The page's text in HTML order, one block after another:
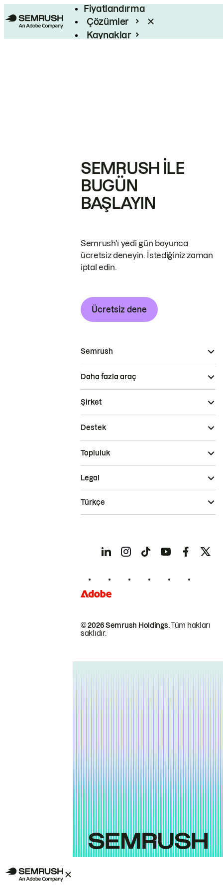
Fiyatlandırma
Çözümler
Kaynaklar
SEMRUSH ILE
BUGÜN
BAŞLAYIN
Semrush'ı yedi gün boyunca
ücretsiz deneyin. İstediğiniz zaman
iptal edin.
Ücretsiz dene
Semrush
Daha fazla araç
Şirket
Destek
Topluluk
© 2026 Semrush Holdings.Tüm hakları
saklıdır.
Legal
Türkçe